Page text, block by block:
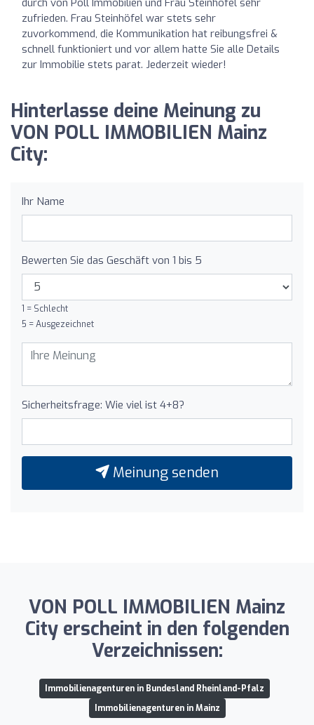
zufrieden. Frau Steinhöfel war stets sehr
zuvorkommend, die Kommunikation hat reibungsfrei &
schnell funktioniert und vor allem hatte Sie alle Details
zur Immobilie stets parat. Jederzeit wieder!
Hinterlasse deine Meinung zu
VON POLL IMMOBILIEN Mainz
City:
Ihr Name
Bewerten Sie das Geschäft von 1 bis 5
1 = Schlecht
5 = Ausgezeichnet
Sicherheitsfrage: Wie viel ist 4+8?
Meinung senden
VON POLL IMMOBILIEN Mainz
City erscheint in den folgenden
Verzeichnissen:
Immobilienagenturen in Bundesland Rheinland-Pfalz
Immobilienagenturen in Mainz